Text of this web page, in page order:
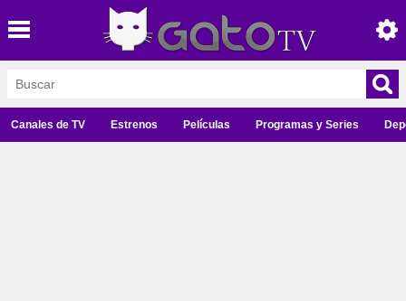
Canales de TV Estrenos Películas Programas y Series